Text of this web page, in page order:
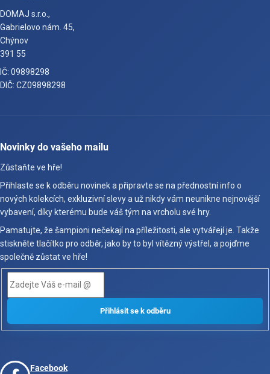
DOMAJ s.r.o.,
Gabrielovo nám. 45,
Chýnov
391 55
IČ: 09898298
DIČ: CZ09898298
Novinky do vašeho mailu
Zůstaňte ve hře!
Přihlaste se k odběru novinek a připravte se na přednostní info o
nových kolekcích, exkluzivní slevy a už nikdy vám neunikne nejnovější
vybavení, díky kterému bude váš tým na vrcholu své hry.
Pamatujte, že šampioni nečekají na příležitosti, ale vytvářejí je. Takže
stiskněte tlačítko pro odběr, jako by to byl vítězný výstřel, a pojďme
společně zůstat ve hře!
Facebook